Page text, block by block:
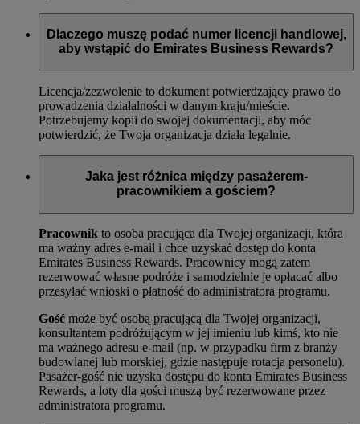
Dlaczego muszę podać numer licencji handlowej,
aby wstąpić do Emirates Business Rewards?
Licencja/zezwolenie to dokument potwierdzający prawo do
prowadzenia działalności w danym kraju/mieście.
Potrzebujemy kopii do swojej dokumentacji, aby móc
potwierdzić, że Twoja organizacja działa legalnie.
Jaka jest różnica między pasażerem-
pracownikiem a gościem?
Pracownik to osoba pracująca dla Twojej organizacji, która
ma ważny adres e-mail i chce uzyskać dostęp do konta
Emirates Business Rewards. Pracownicy mogą zatem
rezerwować własne podróże i samodzielnie je opłacać albo
przesyłać wnioski o płatność do administratora programu.
Gość może być osobą pracującą dla Twojej organizacji,
konsultantem podróżującym w jej imieniu lub kimś, kto nie
ma ważnego adresu e-mail (np. w przypadku firm z branży
budowlanej lub morskiej, gdzie następuje rotacja personelu).
Pasażer-gość nie uzyska dostępu do konta Emirates Business
Rewards, a loty dla gości muszą być rezerwowane przez
administratora programu.